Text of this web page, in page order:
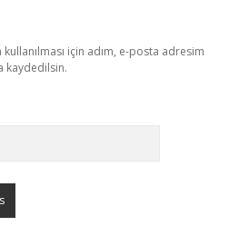
için adım, e-posta adresim
kaydedilsin.